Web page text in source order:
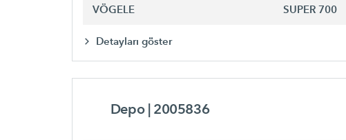
VÖGELE SUPER 700
Detayları göster
Depo | 2005836